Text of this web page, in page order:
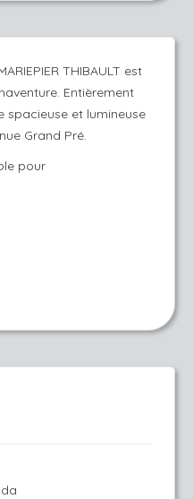
THIBAULT est
Entièrement
spacieuse et lumineuse
Grand Pré.
pour